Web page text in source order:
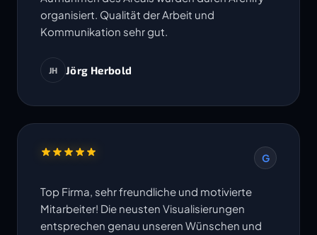
organisiert. Qualität der Arbeit und
Kommunikation sehr gut.
JH Jörg Herbold
G
Top Firma, sehr freundliche und motivierte
Mitarbeiter! Die neusten Visualisierungen
entsprechen genau unseren Wünschen und